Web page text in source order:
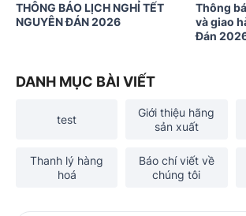
THÔNG BÁO LỊCH NGHỈ TẾT
NGUYÊN ĐÁN 2026
Thông
và giao
Đán
DANH MỤC BÀI VIẾT
test
Giới thiệu hãng
sản xuất
Thanh lý hàng
hoá
Báo chí viết về
chúng tôi